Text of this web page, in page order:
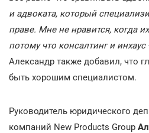
и адвоката, который
праве. Мне не нравится, когда
потому что консалтинг и
Александр также добавил, что
быть хорошим специалистом.
Руководитель юридического
компаний New Products Group